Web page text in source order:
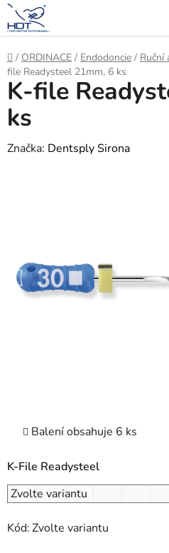
Přejít
na
obsah
Domů
/ ORDINACE / Endodoncie / Ruční
file Readysteel 21mm, 6 ks
Balení obsahuje 6 ks
K-File Readysteel
Kód:Zvolte variantu
K-file
ks
Značka: Dentsply Sirona